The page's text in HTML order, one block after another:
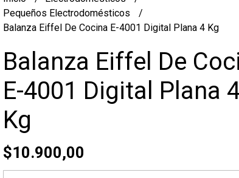
Pequeños Electrodomésticos
Balanza Eiffel De Cocina E-4001 Digital Plana 4 Kg
Balanza Eiffel De
E-4001 Digital Plana
Kg
$10.900,00